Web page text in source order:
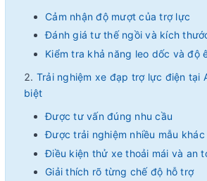
Cảm nhận độ mượt của trợ lực
Đánh giá tư thế ngồi và kích
Kiểm tra khả năng leo dốc và độ
Trải nghiệm xe đạp trợ lực điện tại
biệt
Được tư vấn đúng nhu cầu
Được trải nghiệm nhiều mẫu khác
Điều kiện thử xe thoải mái và an
Giải thích rõ từng chế độ hỗ trợ